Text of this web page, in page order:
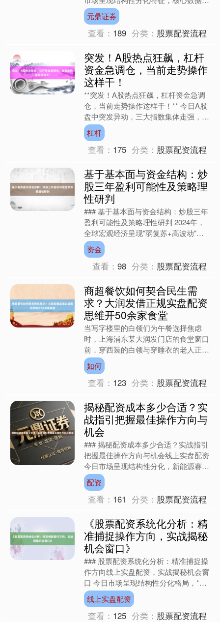
示资金博弈加剧：上证指数周涨幅
1.2%收报3285点....
元鼎证券
查看： 189 分类： 股票配资流程
突发！A股热点狂飙，杠杆
资金急调仓，当前走势操作
这样干！
**突发！A股热点狂飙，杠杆资金急调
仓，当前走势操作这样干！** 今日A股
盘中突发异动，三大指数集体走强，半
导体、新能源、人工智能等热点板块轮
番上攻，市场情绪迅....
杠杆
查看： 175 分类： 股票配资流程
基于基本面与资金结构：炒
股三年盈利可能性及策略理
性研判
### 基于基本面与资金结构：炒股三年
盈利可能性及策略理性研判 2024年，
全球宏观经济呈现"弱复苏+高波动"特
征，美联储加息周期步入尾声，国内稳
增长政策持续发....
资金
查看：98 分类： 股票配资流程
商超餐饮如何契合民生需
求？大润发借正规实盘配资
思维开50余家食堂
当写字楼里的白领们为午餐选择焦虑
时，上海浦东某大润发门店的食堂窗口
前，穿西装的白领与穿睡衣的老人正并
排取餐。这种看似违和的场景，折射出
中国零售业正在经历的深层变....
如何
查看： 123 分类： 股票配资流程
揭秘配资成本多少合适？实
战指引把握最佳操作方向与
机会
### 揭秘配资成本多少合适？实战指引
把握最佳操作方向与机会线上实盘配资
今日市场呈现结构性分化，新能源赛道
受政策利好刺激集体反弹，但权重板块
回调拖累指数，资金....
配资
查看： 161 分类： 股票配资流程
《股票配资系统化分析：精
准捕捉操作方向，实战揭秘
机会窗口》
### 股票配资系统化分析：精准捕捉操
作方向线上实盘配资，实战揭秘机会窗
口 今日市场呈现结构性分化格局，**
核心机会集中于半导体设备与AI算力板
块的反弹，而风险....
线上实盘配资
查看： 125 分类： 股票配资流程